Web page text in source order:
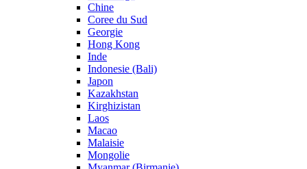
Chine
Coree du Sud
Georgie
Hong Kong
Inde
Indonesie (Bali)
Japon
Kazakhstan
Kirghizistan
Laos
Macao
Malaisie
Mongolie